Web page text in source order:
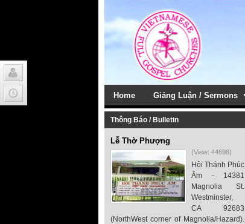
Home Giảng Luận / Sermons
Thông Báo / Bulletin
Lễ Thờ Phượng
(View: 44698)
Hội Thánh Phúc
Âm - 14381
Magnolia St.
Westminster,
CA 92683
(NorthWest corner of Magnolia/Hazard).